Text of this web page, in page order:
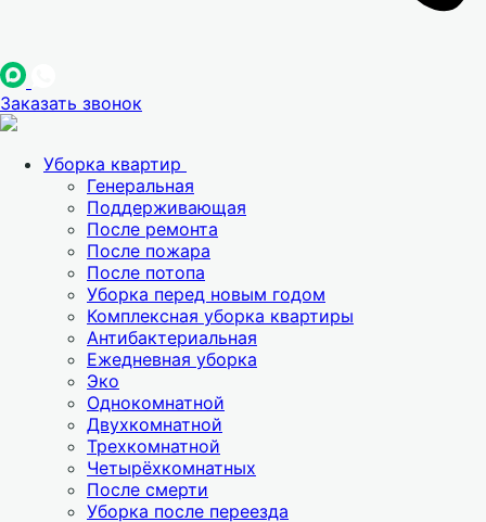
Заказать звонок
Уборка квартир
Генеральная
Поддерживающая
После ремонта
После пожара
После потопа
Уборка перед новым годом
Комплексная уборка квартиры
Антибактериальная
Ежедневная уборка
Эко
Однокомнатной
Двухкомнатной
Трехкомнатной
Четырёхкомнатных
После смерти
Уборка после переезда